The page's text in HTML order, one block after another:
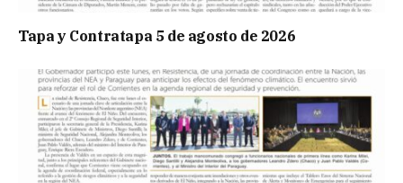
Tapa y Contratapa 5 de agosto de 2026